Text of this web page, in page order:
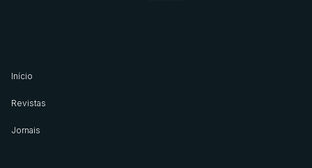
Início
Revistas
Jornais